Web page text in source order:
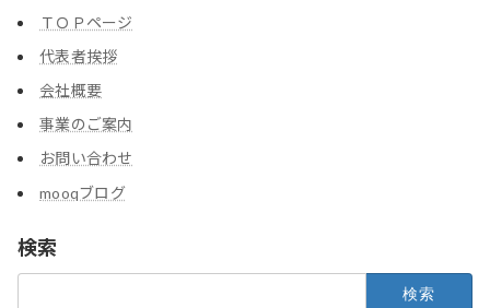
ＴＯＰページ
代表者挨拶
会社概要
事業のご案内
お問い合わせ
mooqブログ
検索